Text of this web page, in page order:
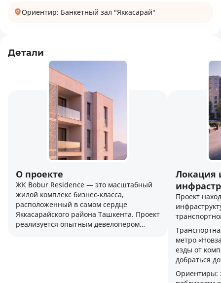
Ориентир: Банкетный зал "Яккасарай"
Детали
О проекте
ЖК Bobur Residence — это масштабный
жилой комплекс бизнес-класса,
расположенный в самом сердце
Яккасарайского района Ташкента. Проект
реализуется опытным девелопером
Локация
Проект
метро
езды от
добраться
Ориентиры: